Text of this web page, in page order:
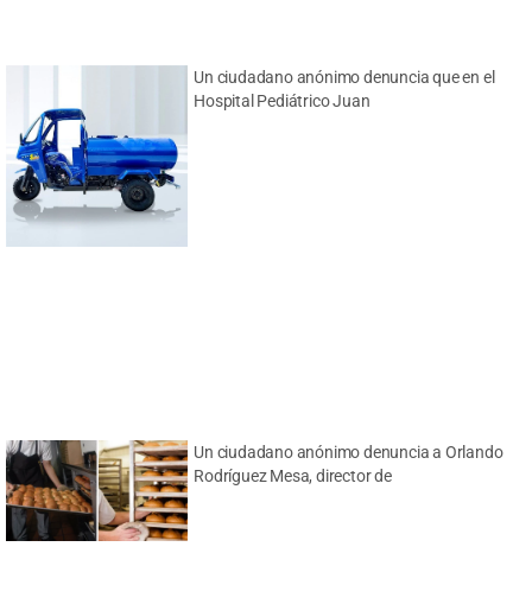
Un ciudadano anónimo denuncia que en el
Hospital Pediátrico Juan
Un ciudadano anónimo denuncia a Orlando
Rodríguez Mesa, director de